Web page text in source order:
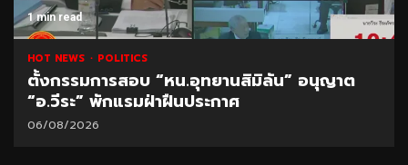
1 min read
HOT NEWS POLITICS
ตั้งกรรมการสอบ “หน.อุทยานสิมิลัน” อนุญาต
“อ.วีระ” พักแรมฝ่าฝืนประกาศ
06/08/2026